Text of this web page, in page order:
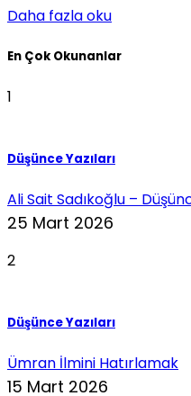
Daha fazla oku
En Çok Okunanlar
1
Düşünce Yazıları
Ali Sait Sadıkoğlu –
25 Mart 2026
2
Düşünce Yazıları
Ümran İlmini Hatırlamak
15 Mart 2026